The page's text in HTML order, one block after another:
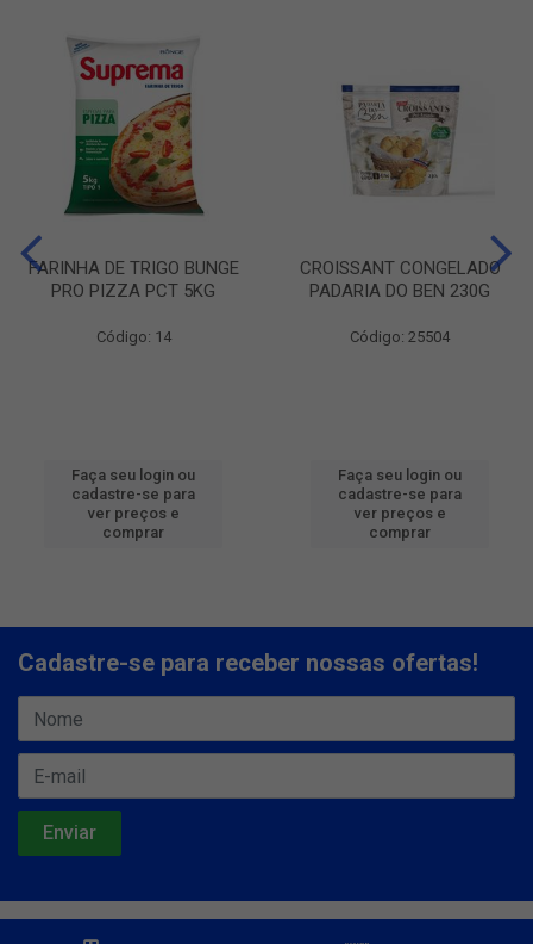
FARINHA DE TRIGO BUNGE
PRO PIZZA PCT 5KG
Código: 14
Faça seu login ou
cadastre-se para
ver preços e
comprar
CROISSANT CONGELADO
PADARIA DO BEN 230G
Código: 25504
Faça seu login ou
cadastre-se para
ver preços e
comprar
Cadastre-se para receber nossas ofertas!